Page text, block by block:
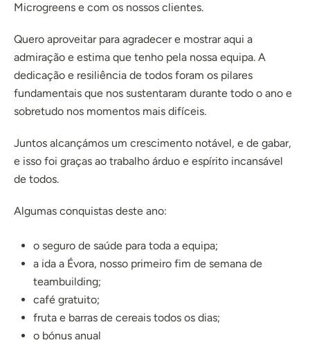
Microgreens e com os nossos clientes.
Quero aproveitar para agradecer e mostrar aqui a
admiração e estima que tenho pela nossa equipa. A
dedicação e resiliência de todos foram os pilares
fundamentais que nos sustentaram durante todo o ano e
sobretudo nos momentos mais difíceis.
Juntos alcançámos um crescimento notável, e de gabar,
e isso foi graças ao trabalho árduo e espírito incansável
de todos.
Algumas conquistas deste ano:
o seguro de saúde para toda a equipa;
a ida a Évora, nosso primeiro fim de semana de
teambuilding;
café gratuito;
fruta e barras de cereais todos os dias;
o bónus anual